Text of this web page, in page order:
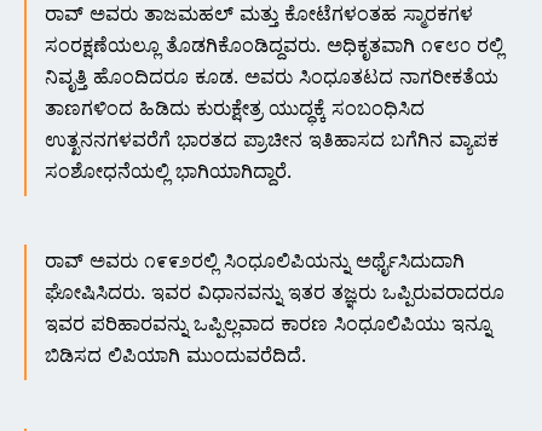
ರಾವ್ ಅವರು ತಾಜಮಹಲ್ ಮತ್ತು ಕೋಟೆಗಳಂತಹ ಸ್ಮಾರಕಗಳ
ಸಂರಕ್ಷಣೆಯಲ್ಲೂ ತೊಡಗಿಕೊಂಡಿದ್ದವರು. ಅಧಿಕೃತವಾಗಿ ೧೯೮೦ ರಲ್ಲಿ
ನಿವೃತ್ತಿ ಹೊಂದಿದರೂ ಕೂಡ. ಅವರು ಸಿಂಧೂತಟದ ನಾಗರೀಕತೆಯ
ತಾಣಗಳಿಂದ ಹಿಡಿದು ಕುರುಕ್ಷೇತ್ರ ಯುದ್ಧಕ್ಕೆ ಸಂಬಂಧಿಸಿದ
ಉತ್ಖನನಗಳವರೆಗೆ ಭಾರತದ ಪ್ರಾಚೀನ ಇತಿಹಾಸದ ಬಗೆಗಿನ ವ್ಯಾಪಕ
ಸಂಶೋಧನೆಯಲ್ಲಿ ಭಾಗಿಯಾಗಿದ್ದಾರೆ.
ರಾವ್ ಅವರು ೧೯೯೨ರಲ್ಲಿ ಸಿಂಧೂಲಿಪಿಯನ್ನು ಅರ್ಥೈಸಿದುದಾಗಿ
ಘೋಷಿಸಿದರು. ಇವರ ವಿಧಾನವನ್ನು ಇತರ ತಜ್ಞರು ಒಪ್ಪಿರುವರಾದರೂ
ಇವರ ಪರಿಹಾರವನ್ನು ಒಪ್ಪಿಲ್ಲವಾದ ಕಾರಣ ಸಿಂಧೂಲಿಪಿಯು ಇನ್ನೂ
ಬಿಡಿಸದ ಲಿಪಿಯಾಗಿ ಮುಂದುವರೆದಿದೆ.